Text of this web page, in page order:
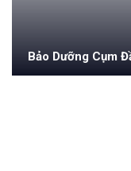
Bảo Dưỡng Cụm